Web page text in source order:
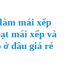
mái xếp
mái xếp và
đâu giá rẻ